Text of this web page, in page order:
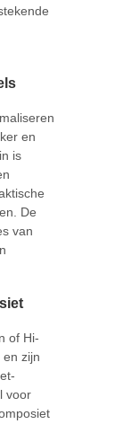
en
is
De
van
of Hi-
zijn
voor